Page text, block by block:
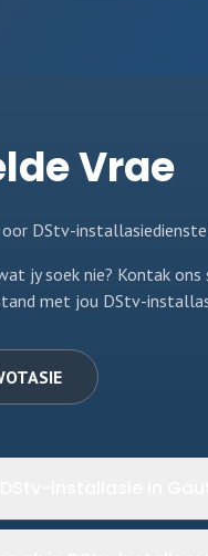
Vrae
DStv-
jy soek nie? Kontak ons
met jou DStv-